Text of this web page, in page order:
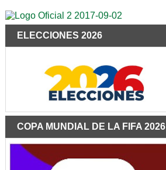
ELECCIONES 2026
COPA MUNDIAL DE LA FIFA 2026